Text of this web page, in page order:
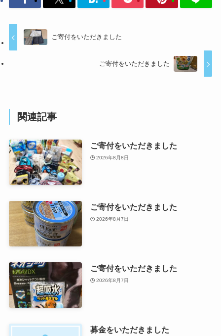
ご寄付をいただきました
ご寄付をいただきました
関連記事
ご寄付をいただきました
2026年8月8日
ご寄付をいただきました
2026年8月7日
ご寄付をいただきました
2026年8月7日
募金をいただきました